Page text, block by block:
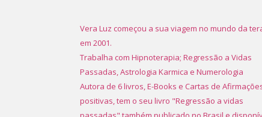
Vera Luz começou a sua viagem no mundo da
em 2001.
Trabalha com Hipnoterapia; Regressão a Vidas
Passadas, Astrologia Karmica e Numerologia
Autora de 6 livros, E-Books e Cartas de
positivas, tem o seu livro "Regressão a vidas